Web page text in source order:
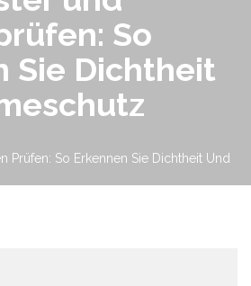
So
Sie Dichtheit
Prüfen: So Erkennen Sie Dichtheit Und